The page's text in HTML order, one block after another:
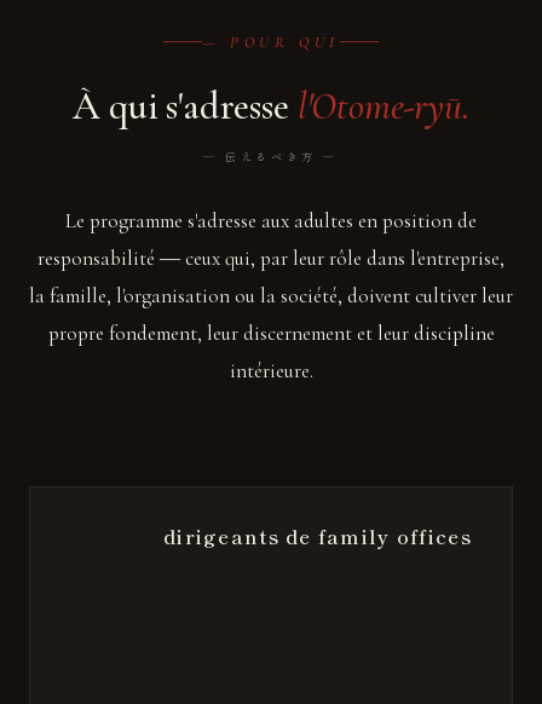
— POUR QUI
À qui s'adresse l'Otome-ryū.
― 伝えるべき方 ―
Le programme s'adresse aux adultes en position de
responsabilité ― ceux qui, par leur rôle dans l'entreprise,
la famille, l'organisation ou la société, doivent cultiver leur
propre fondement, leur discernement et leur discipline
intérieure.
dirigeants de family offices